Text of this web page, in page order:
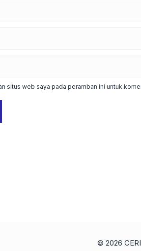
situs web saya pada peramban ini untuk
© 2026